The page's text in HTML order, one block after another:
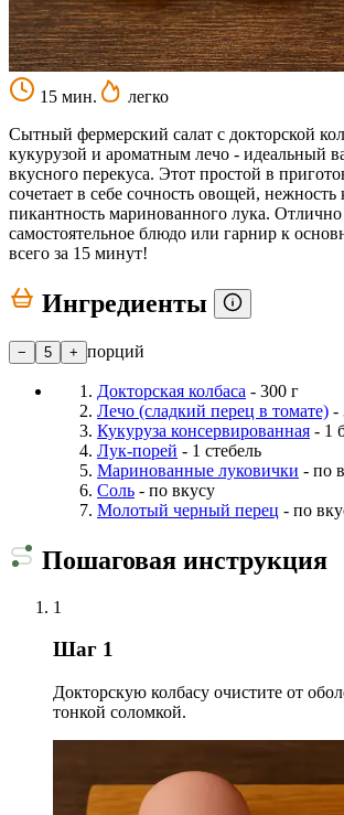
15 мин.
легко
Сытный фермерский салат с докторской
кукурузой и ароматным лечо - идеальный
вкусного перекуса. Этот простой в
сочетает в себе сочность овощей, нежность
пикантность маринованного лука.
самостоятельное блюдо или гарнир к
всего за 15 минут!
Ингредиенты
− 5 + порций
Докторская колбаса - 300 г
Лечо (сладкий перец в томате) -
Кукуруза консервированная - 1
Лук-порей - 1 стебель
Маринованные луковички - по
Соль - по вкусу
Молотый черный перец - по
Пошаговая инструкция
1
Шаг 1
Докторскую колбасу очистите от
тонкой соломкой.